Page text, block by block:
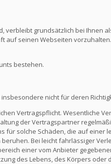
grundsätzlich bei Ihnen
seinen Webseiten
bestehen.
nicht für deren
Vertragspflicht. Wesentliche
der Vertragspartner
solche Schäden, die auf einer
Bei leicht fahrlässiger
einer vom Anbieter
des Lebens, des Körpers